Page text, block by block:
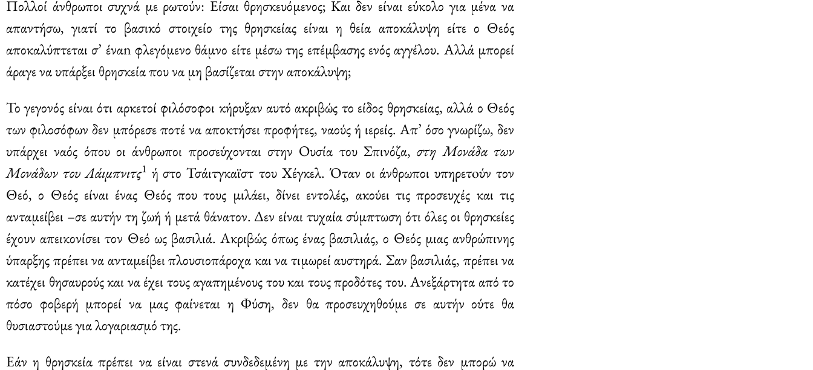
Πολλοί άνθρωποι συχνά με ρωτούν: Είσαι θρησκευόμενος; Και δεν είναι εύκολο για μένα να
απαντήσω, γιατί το βασικό στοιχείο της θρησκείας είναι η θεία αποκάλυψη είτε ο Θεός
αποκαλύπτεται σ’ έναn φλεγόμενο θάμνο είτε μέσω της επέμβασης ενός αγγέλου. Αλλά μπορεί
άραγε να υπάρξει θρησκεία που να μη βασίζεται στην αποκάλυψη;
Το γεγονός είναι ότι αρκετοί φιλόσοφοι κήρυξαν αυτό ακριβώς το είδος θρησκείας, αλλά ο Θεός
των φιλοσόφων δεν μπόρεσε ποτέ να αποκτήσει προφήτες, ναούς ή ιερείς. Απ’ όσο γνωρίζω, δεν
υπάρχει ναός όπου οι άνθρωποι προσεύχονται στην Ουσία του Σπινόζα,στη Μονάδα των
Μονάδων του Λάιμπνιτς1 ή στο Τσάιτγκαϊστ του Χέγκελ. Όταν οι άνθρωποι υπηρετoύν τον
Θεό, ο Θεός είναι ένας Θεός που τους μιλάει, δίνει εντολές, ακούει τις προσευχές και τις
ανταμείβει –σε αυτήν τη ζωή ή μετά θάνατον. Δεν είναι τυχαία σύμπτωση ότι όλες οι θρησκείες
έχουν απεικονίσει τον Θεό ως βασιλιά. Ακριβώς όπως ένας βασιλιάς, ο Θεός μιας ανθρώπινης
ύπαρξης πρέπει να ανταμείβει πλουσιοπάροχα και να τιμωρεί αυστηρά. Σαν βασιλιάς, πρέπει να
κατέχει θησαυρούς και να έχει τους αγαπημένους του και τους προδότες του. Ανεξάρτητα από το
πόσο φοβερή μπορεί να μας φαίνεται η Φύση, δεν θα προσευχηθούμε σε αυτήν ούτε θα
θυσιαστούμε για λογαριασμό της.
Εάν η θρησκεία πρέπει να είναι στενά συνδεδεμένη με την αποκάλυψη, τότε δεν μπορώ να